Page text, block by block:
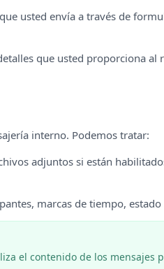
usted envía a través de
que usted proporciona al
interno. Podemos tratar:
adjuntos si están
marcas de tiempo,
el contenido de los mensajes